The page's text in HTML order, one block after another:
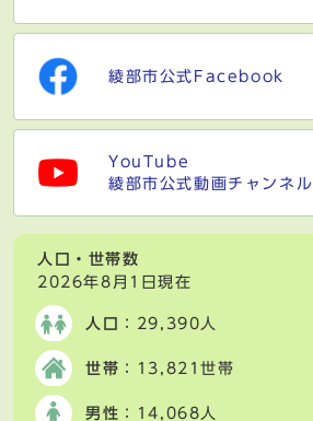
綾部市公式Facebook
YouTube
綾部市公式動画チャンネル
人口・世帯数
2026年8月1日現在
人口 ：29,390人
世帯 ：13,821世帯
男性 ：14,068人